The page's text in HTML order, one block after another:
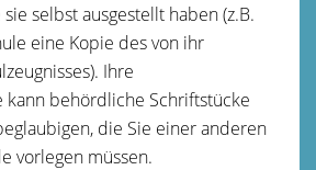
selbst ausgestellt haben(z.B.
eine Kopie des von ihr
. Ihre
behördliche Schriftstücke
die Sie einer anderen
vorlegen müssen.